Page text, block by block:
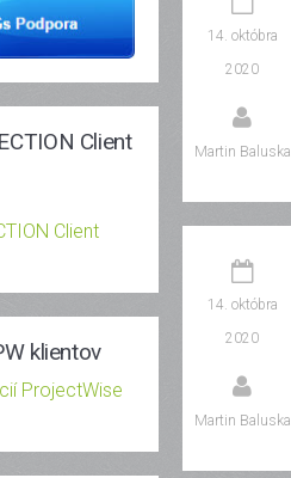
Client
Client
klientov
ProjectWise
14. októbra
2020
Martin Baluska
14. októbra
2020
Martin Baluska